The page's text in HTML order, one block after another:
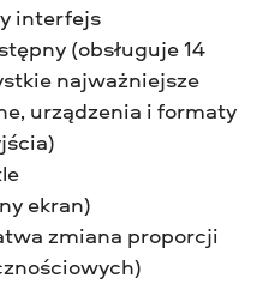
interfejs
(obsługuje 14
najważniejsze
urządzenia i formaty
ekran)
zmiana proporcji